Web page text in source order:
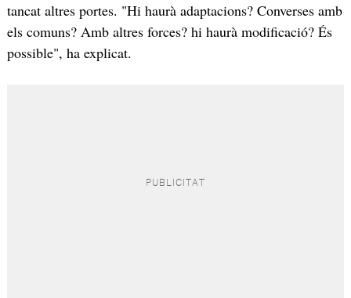
tancat altres portes. "Hi haurà adaptacions? Converses amb
els comuns? Amb altres forces? hi haurà modificació? És
possible", ha explicat.